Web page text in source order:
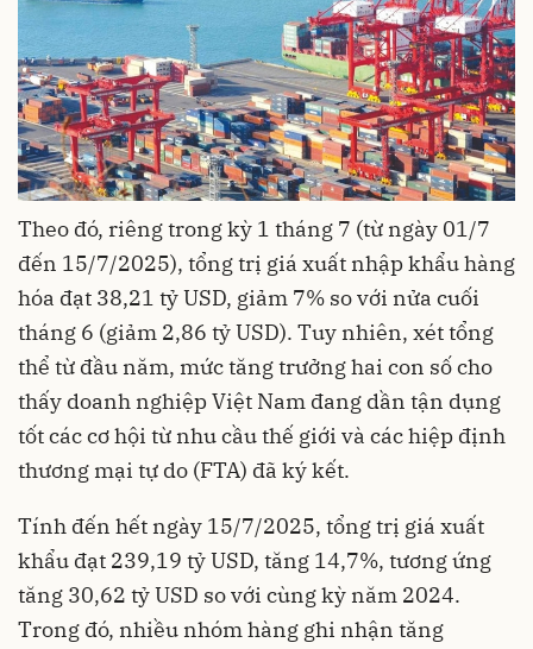
Theo đó, riêng trong kỳ 1 tháng 7 (từ ngày 01/7
đến 15/7/2025), tổng trị giá xuất nhập khẩu hàng
hóa đạt 38,21 tỷ USD, giảm 7% so với nửa cuối
tháng 6 (giảm 2,86 tỷ USD). Tuy nhiên, xét tổng
thể từ đầu năm, mức tăng trưởng hai con số cho
thấy doanh nghiệp Việt Nam đang dần tận dụng
tốt các cơ hội từ nhu cầu thế giới và các hiệp định
thương mại tự do (FTA) đã ký kết.
Tính đến hết ngày 15/7/2025, tổng trị giá xuất
khẩu đạt 239,19 tỷ USD, tăng 14,7%, tương ứng
tăng 30,62 tỷ USD so với cùng kỳ năm 2024.
Trong đó, nhiều nhóm hàng ghi nhận tăng